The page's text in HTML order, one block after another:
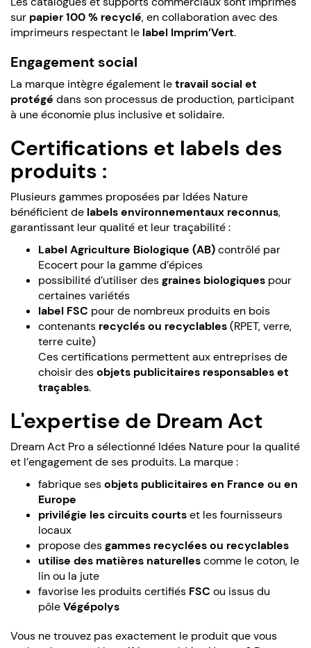
sur papier 100 % recyclé, en collaboration avec des
imprimeurs respectant le label Imprim’Vert.
Engagement social
La marque intègre également letravail social et
protégé dans son processus de production, participant
à une économie plus inclusive et solidaire.
Certifications et labels des
produits :
Plusieurs gammes proposées par Idées Nature
bénéficient de labels environnementaux reconnus,
garantissant leur qualité et leur traçabilité :
Label Agriculture Biologique (AB)contrôlé par
Ecocert pour la gamme d’épices
possibilité d’utiliser desgraines biologiques pour
certaines variétés
label FSC pour de nombreux produits en bois
contenants recyclés ou recyclables(RPET, verre,
terre cuite)
Ces certifications permettent aux entreprises de
choisir desobjets publicitaires responsables et
traçables.
L'expertise de Dream Act
Dream Act Pro a sélectionné Idées Nature pour la qualité
et l’engagement de ses produits. La marque :
fabrique sesobjets publicitaires en France ou en
Europe
privilégie les circuits courtset les fournisseurs
locaux
propose desgammes recyclées ou recyclables
utilise des matières naturellescomme le coton, le
lin ou la jute
favorise les produits certifiés FSC ou issus du
pôleVégépolys
Vous ne trouvez pas exactement le produit que vous